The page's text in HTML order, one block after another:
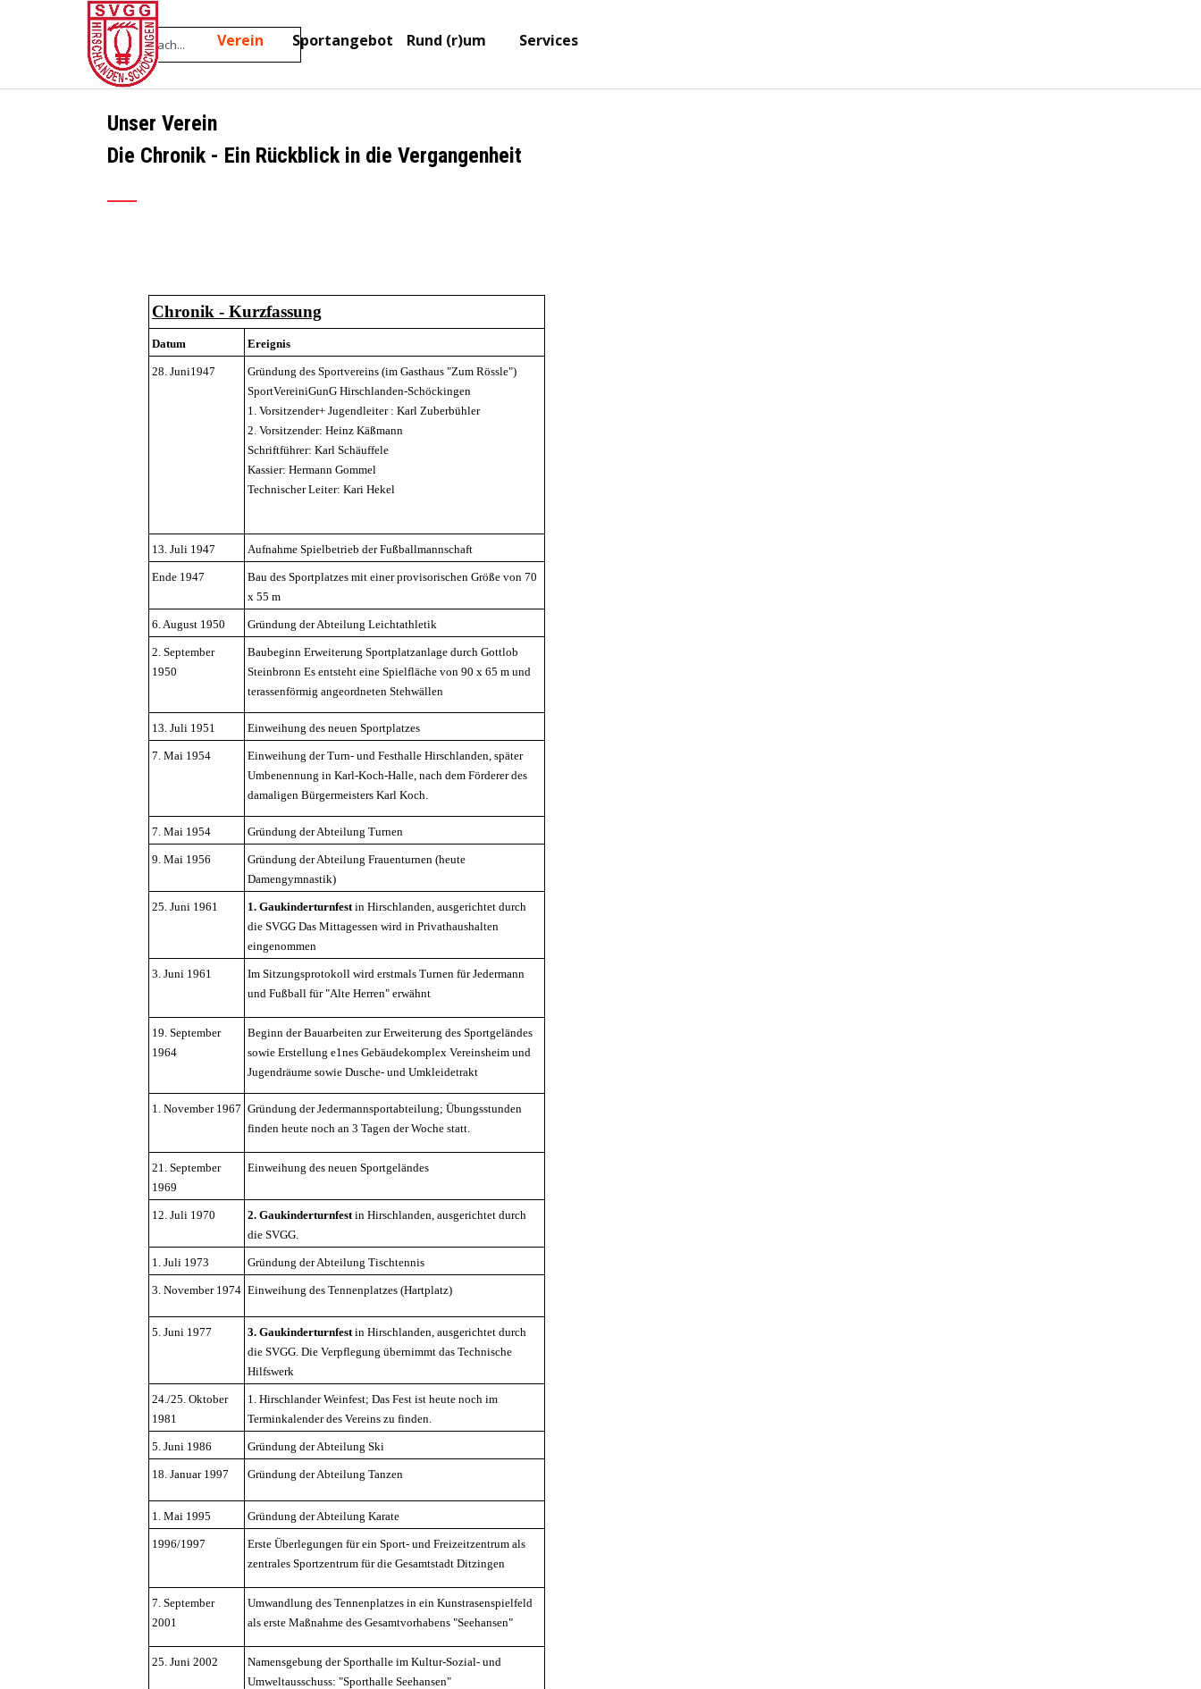
Direkt zum Seiteninhalt
Menü überspringen
Home Verein ▼
Sportangebote ▼
Rund (r)um ▼
Services
Unser Verein
Die Chronik - Ein Rückblick in die Vergangenheit
Chronik - Kurzfassung
Datum Ereignis
28. Juni1947
Gründung des Sportvereins (im Gasthaus "Zum Rössle")
SportVereiniGunG Hirschlanden-Schöckingen
1. Vorsitzender+ Jugendleiter : Karl Zuberbühler
2. Vorsitzender: Heinz Käßmann
Schriftführer: Karl Schäuffele
Kassier: Hermann Gommel
Technischer Leiter: Kari Hekel
13. Juli 1947 Aufnahme Spielbetrieb der Fußballmannschaft
Ende 1947
Bau des Sportplatzes mit einer provisorischen Größe von 70
x 55 m
6. August 1950 Gründung der Abteilung Leichtathletik
2. September
1950
Baubeginn Erweiterung Sportplatzanlage durch Gottlob
Steinbronn Es entsteht eine Spielfläche von 90 x 65 m und
terassenförmig angeordneten Stehwällen
13. Juli 1951 Einweihung des neuen Sportplatzes
7. Mai 1954
Einweihung der Turn- und Festhalle Hirschlanden, später
Umbenennung in Karl-Koch-Halle, nach dem Förderer des
damaligen Bürgermeisters Karl Koch.
7. Mai 1954 Gründung der Abteilung Turnen
9. Mai 1956
Gründung der Abteilung Frauenturnen (heute
Damengymnastik)
25. Juni 1961 1. Gaukinderturnfestin Hirschlanden, ausgerichtet durch
die SVGG Das Mittagessen wird in Privathaushalten
eingenommen
3. Juni 1961
Im Sitzungsprotokoll wird erstmals Turnen für Jedermann
und Fußball für "Alte Herren" erwähnt
19. September
1964
Beginn der Bauarbeiten zur Erweiterung des Sportgeländes
sowie Erstellung e1nes Gebäudekomplex Vereinsheim und
Jugendräume sowie Dusche- und Umkleidetrakt
1. November 1967 Gründung der Jedermannsportabteilung; Übungsstunden
finden heute noch an 3 Tagen der Woche statt.
21. September
1969
Einweihung des neuen Sportgeländes
12. Juli 1970 2. Gaukinderturnfestin Hirschlanden, ausgerichtet durch
die SVGG.
1. Juli 1973 Gründung der Abteilung Tischtennis
3. November 1974 Einweihung des Tennenplatzes (Hartplatz)
5. Juni 1977 3. Gaukinderturnfestin Hirschlanden, ausgerichtet durch
die SVGG. Die Verpflegung übernimmt das Technische
Hilfswerk
24./25. Oktober
1981
1. Hirschlander Weinfest; Das Fest ist heute noch im
Terminkalender des Vereins zu finden.
5. Juni 1986 Gründung der Abteilung Ski
18. Januar 1997 Gründung der Abteilung Tanzen
1. Mai 1995 Gründung der Abteilung Karate
1996/1997
Erste Überlegungen für ein Sport- und Freizeitzentrum als
zentrales Sportzentrum für die Gesamtstadt Ditzingen
7. September
2001
Umwandlung des Tennenplatzes in ein Kunstrasenspielfeld
als erste Maßnahme des Gesamtvorhabens "Seehansen"
25. Juni 2002
Namensgebung der Sporthalle im Kultur-Sozial- und
Umweltausschuss: "Sporthalle Seehansen"